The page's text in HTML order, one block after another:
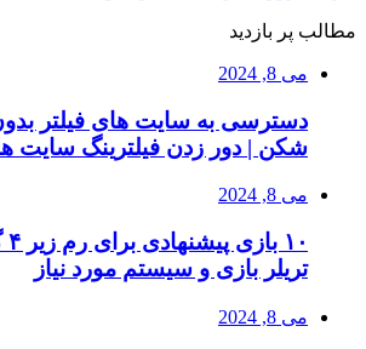
مطالب پر بازدید
می 8, 2024
دسترسی به سایت های فیلتر بدون
شکن | دور زدن فیلترینگ سایت
می 8, 2024
تریلر بازی و سیستم مورد نیاز
می 8, 2024